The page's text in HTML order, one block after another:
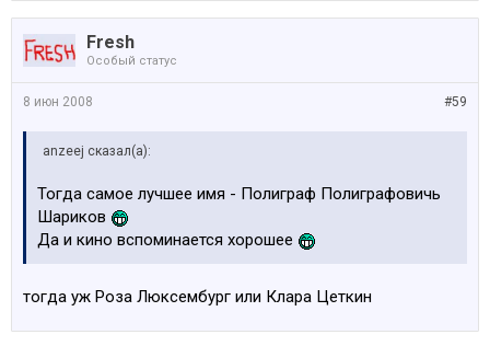
Fresh
Особый статус
#59
8 июн 2008
anzeej сказал(а):
Тогда самое лучшее имя - Полиграф Полиграфовичь
Шариков
Да и кино вспоминается хорошее
тогда уж Роза Люксембург или Клара Цеткин